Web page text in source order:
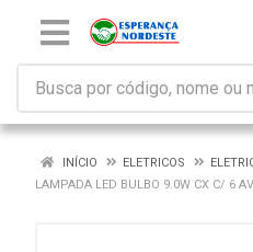
INÍCIO ELETRICOS
LAMPADA LED BULBO 9.0W CX C/ 6